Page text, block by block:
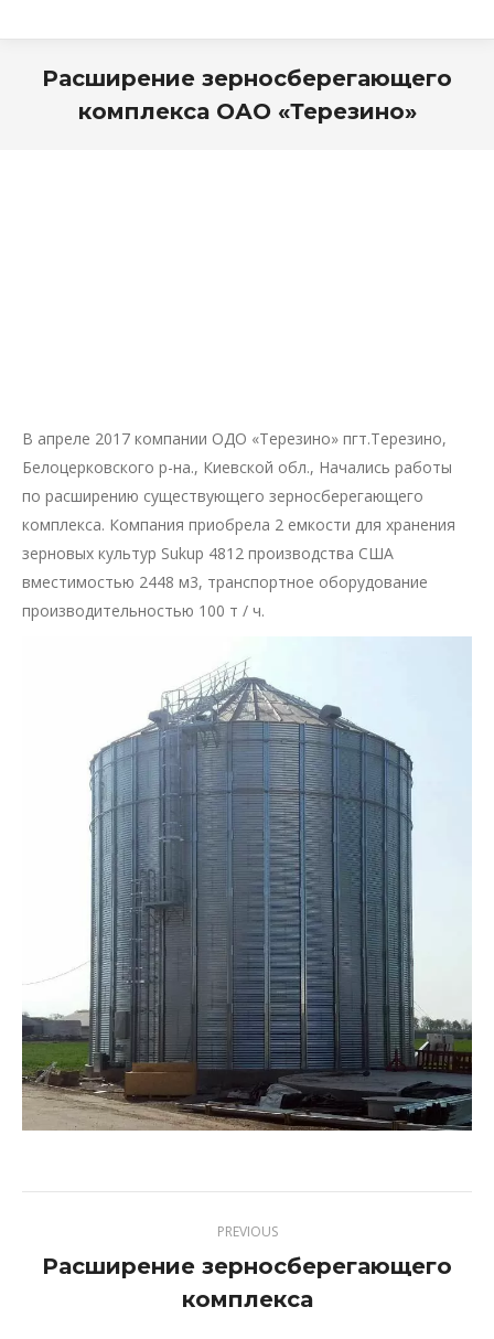
Расширение зерносберегающего
комплекса ОАО «Терезино»
В апреле 2017 компании ОДО «Терезино» пгт.Терезино,
Белоцерковского р-на., Киевской обл., Начались работы
по расширению существующего зерносберегающего
комплекса. Компания приобрела 2 емкости для хранения
зерновых культур Sukup 4812 производства США
вместимостью 2448 м3, транспортное оборудование
производительностью 100 т / ч.
PREVIOUS
project:
Расширение зерносберегающего
комплекса